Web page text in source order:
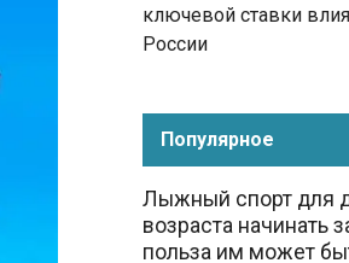
ключевой ставки
России
Популярное
Лыжный спорт для
возраста начинать
польза им может